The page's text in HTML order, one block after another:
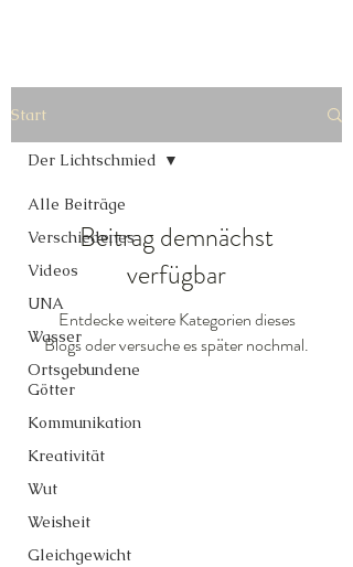
Start
Alle Beiträge
Verschiedenes
Videos
UNA
Wasser
Ortsgebundene
Götter
Kommunikation
Kreativität
Wut
Weisheit
Gleichgewicht
Der Lichtschmied
Beitrag demnächst
verfügbar
Entdecke weitere Kategorien dieses
Blogs oder versuche es später nochmal.